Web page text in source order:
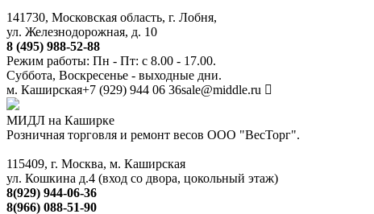
141730, Московская область, г. Лобня,
ул. Железнодорожная, д. 10
8 (495) 988-52-88
Режим работы: Пн - Пт: с 8.00 - 17.00.
Суббота, Воскресенье - выходные дни.
м. Каширская+7 (929) 944 06 36sale@middle.ru
МИДЛ на Каширке
Розничная торговля и ремонт весов ООО "ВесТорг".
115409, г. Москва, м. Каширская
ул. Кошкина д.4 (вход со двора, цокольный этаж)
8(929) 944-06-36
8(966) 088-51-90